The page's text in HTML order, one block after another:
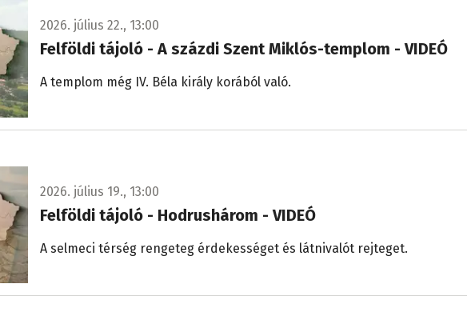
2026. július 22., 13:00
Felföldi tájoló - A százdi Szent Miklós-templom - VIDEÓ
A templom még IV. Béla király korából való.
2026. július 19., 13:00
Felföldi tájoló - Hodrushárom - VIDEÓ
A selmeci térség rengeteg érdekességet és látnivalót rejteget.